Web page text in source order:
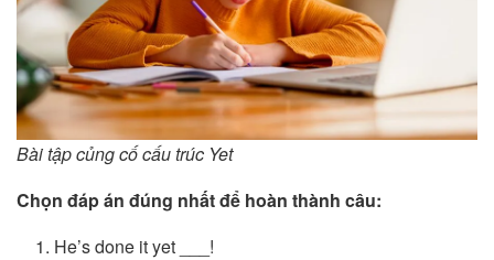
Bài tập củng cố cấu trúc Yet
Chọn đáp án đúng nhất để hoàn thành câu:
He’s done it yet ___!